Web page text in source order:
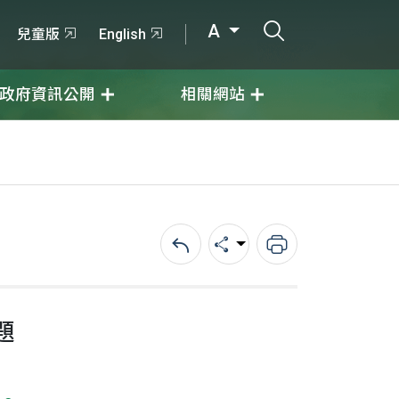
兒童版 English A
政府資訊公開 相關網站
回上一頁分享 列印